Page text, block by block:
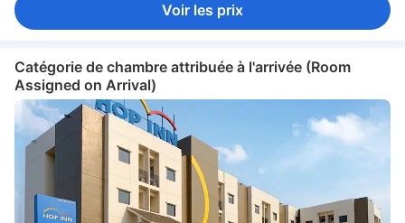
Voir les prix
Catégorie de chambre attribuée à l'arrivée (Room
Assigned on Arrival)